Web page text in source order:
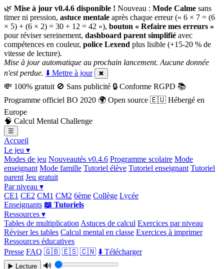
🌿 Mise à jour v0.4.6 disponible ! Nouveau : Mode Calme sans
timer ni pression, astuce mentale après chaque erreur (« 6 × 7 = (6
× 5) + (6 × 2) = 30 + 12 = 42 »), bouton « Refaire mes erreurs »
pour réviser sereinement, dashboard parent simplifié avec
compétences en couleur, police Lexend plus lisible (+15-20 % de
vitesse de lecture).
Mise à jour automatique au prochain lancement. Aucune donnée
n'est perdue. ⬇️ Mettre à jour ✖
💸 100% gratuit 🚫 Sans publicité 🔒 Conforme RGPD 📚
Programme officiel BO 2020 🌍 Open source 🇪🇺 Hébergé en
Europe
🧠 Calcul Mental Challenge
☰
Accueil
Le jeu ▾
Modes de jeu Nouveautés v0.4.6 Programme scolaire Mode
enseignant Mode famille Tutoriel élève Tutoriel enseignant Tutoriel
parent Jeu gratuit
Par niveau ▾
CE1 CE2 CM1 CM2 6ème Collège Lycée
Enseignants 📖 Tutoriels
Ressources ▾
Tables de multiplication Astuces de calcul Exercices par niveau
Réviser les tables Calcul mental en classe Exercices à imprimer
Ressources éducatives
Presse FAQ 🇬🇧 🇪🇸 🇨🇳 ⬇️ Télécharger
▶️ Lecture
🔊